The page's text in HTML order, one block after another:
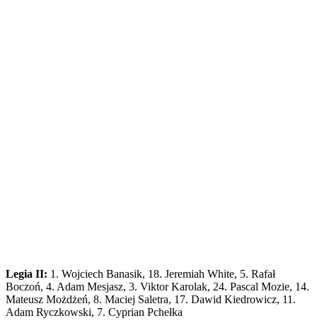
Legia II: 1. Wojciech Banasik, 18. Jeremiah White, 5. Rafał
Boczoń, 4. Adam Mesjasz, 3. Viktor Karolak, 24. Pascal Mozie, 14.
Mateusz Możdżeń, 8. Maciej Saletra, 17. Dawid Kiedrowicz, 11.
Adam Ryczkowski, 7. Cyprian Pchełka